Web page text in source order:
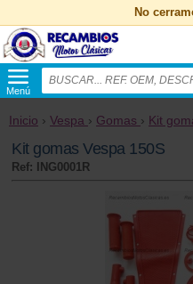
No
Menú
Inicio › Vespa › Gomas › Kit
Kit gomas Vespa 150S
Ref: ING0001R